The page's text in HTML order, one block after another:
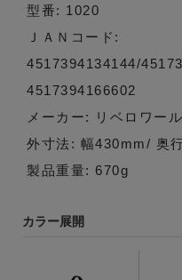
型番: 1020
ＪＡＮコード:
4517394134144/
4517394166602
メーカー: リベロワー
外寸法: 幅430mm/ 奥
製品重量: 670g
カラー展開